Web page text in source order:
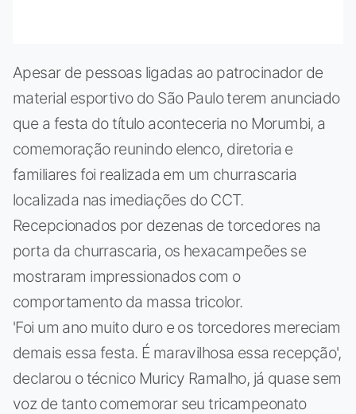
Apesar de pessoas ligadas ao patrocinador de
material esportivo do São Paulo terem anunciado
que a festa do título aconteceria no Morumbi, a
comemoração reunindo elenco, diretoria e
familiares foi realizada em um churrascaria
localizada nas imediações do CCT.
Recepcionados por dezenas de torcedores na
porta da churrascaria, os hexacampeões se
mostraram impressionados com o
comportamento da massa tricolor.
'Foi um ano muito duro e os torcedores mereciam
demais essa festa. É maravilhosa essa recepção',
declarou o técnico Muricy Ramalho, já quase sem
voz de tanto comemorar seu tricampeonato